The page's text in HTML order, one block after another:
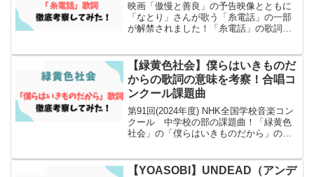
映画「傲慢と善良」の予告映像とともに
「なとり」さんが歌う「糸電話」の一部
が解禁されました！「糸電話」の歌詞の
い！
【緑黄色社会】僕らはいきものだ
からの歌詞の意味を考察！合唱コ
ンクール課題曲
第91回(2024年度) NHK全国学校音楽コン
クール 中学校の部の課題曲！「緑黄色
社会」の「僕らはいきものだから」の歌
【YOASOBI】UNDEAD（アンデ